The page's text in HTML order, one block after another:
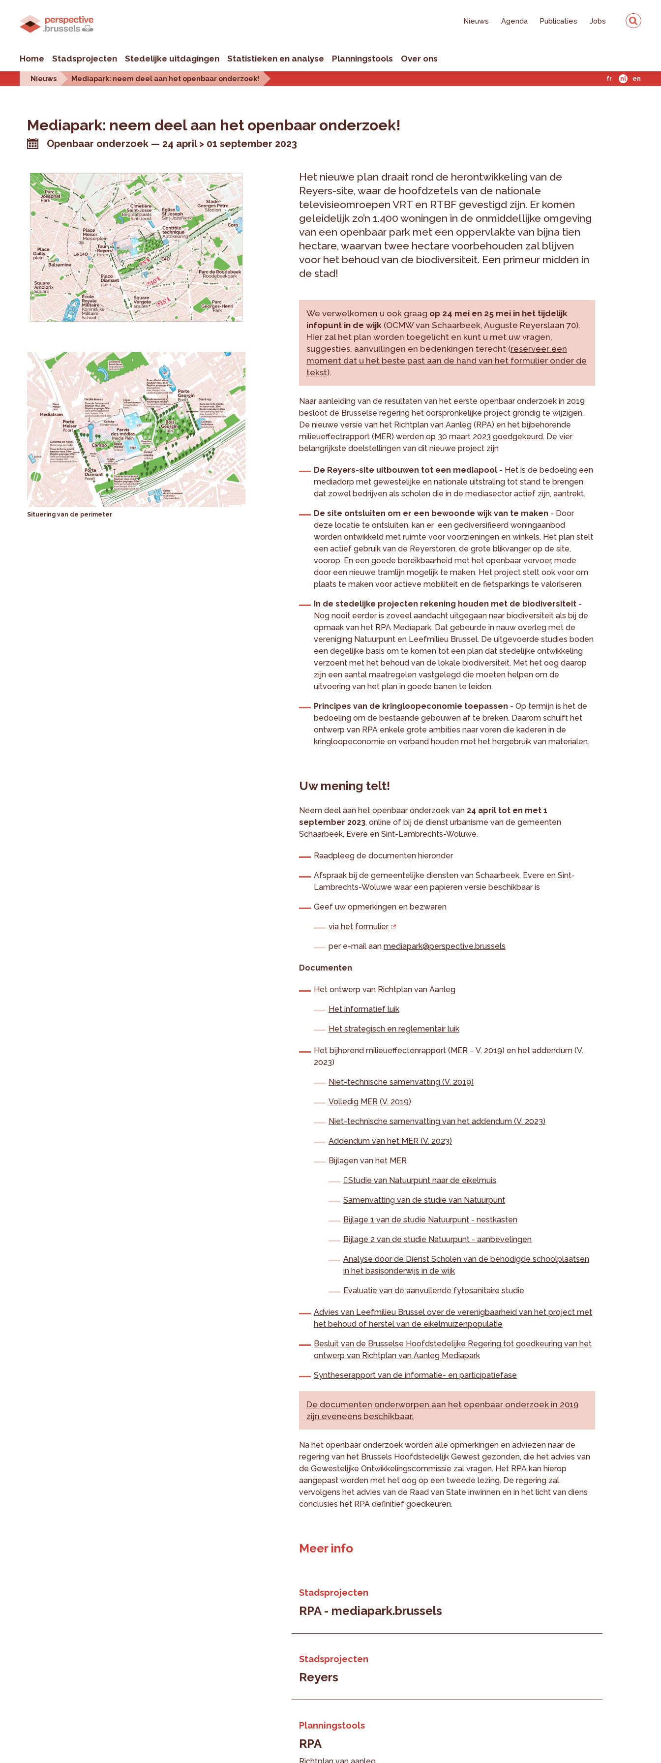
Nieuws Agenda Publicaties Jobs
Home Stadsprojecten Stedelijke uitdagingen Statistieken en analyse Planningstools Over ons
Nieuws Mediapark: neem deel aan het openbaar onderzoek! fr nl en
Mediapark: neem deel aan het openbaar onderzoek!
Openbaar onderzoek 24 april > 01 september 2023
Situering van de perimeter
Het nieuwe plan draait rond de herontwikkeling van de
Reyers-site, waar de hoofdzetels van de nationale
televisieomroepen VRT en RTBF gevestigd zijn. Er komen
geleidelijk zo’n 1.400 woningen in de onmiddellijke omgeving
van een openbaar park met een oppervlakte van bijna tien
hectare, waarvan twee hectare voorbehouden zal blijven
voor het behoud van de biodiversiteit. Een primeur midden in
de stad!
We verwelkomen u ook graag op 24 mei en 25 mei in het tijdelijk
infopunt in de wijk (OCMW van Schaarbeek, Auguste Reyerslaan 70).
Hier zal het plan worden toegelicht en kunt u met uw vragen,
suggesties, aanvullingen en bedenkingen terecht (reserveer een
moment dat u het beste past aan de hand van het formulier onder de
tekst).
Naar aanleiding van de resultaten van het eerste openbaar onderzoek in 2019
besloot de Brusselse regering het oorspronkelijke project grondig te wijzigen.
De nieuwe versie van het Richtplan van Aanleg (RPA) en het bijbehorende
milieueffectrapport (MER)werden op 30 maart 2023 goedgekeurd. De vier
belangrijkste doelstellingen van dit nieuwe project zijn
De Reyers-site uitbouwen tot een mediapool - Het is de bedoeling een
mediadorp met gewestelijke en nationale uitstraling tot stand te brengen
dat zowel bedrijven als scholen die in de mediasector actief zijn, aantrekt.
De site ontsluiten om er een bewoonde wijk van te maken - Door
deze locatie te ontsluiten, kan er een gediversifieerd woningaanbod
worden ontwikkeld met ruimte voor voorzieningen en winkels. Het plan stelt
een actief gebruik van de Reyerstoren, de grote blikvanger op de site,
voorop. En een goede bereikbaarheid met het openbaar vervoer, mede
door een nieuwe tramlijn mogelijk te maken. Het project stelt ook voor om
plaats te maken voor actieve mobiliteit en de fietsparkings te valoriseren.
In de stedelijke projecten rekening houden met de biodiversiteit -
Nog nooit eerder is zoveel aandacht uitgegaan naar biodiversiteit als bij de
opmaak van het RPA Mediapark. Dat gebeurde in nauw overleg met de
vereniging Natuurpunt en Leefmilieu Brussel. De uitgevoerde studies boden
een degelijke basis om te komen tot een plan dat stedelijke ontwikkeling
verzoent met het behoud van de lokale biodiversiteit. Met het oog daarop
zijn een aantal maatregelen vastgelegd die moeten helpen om de
uitvoering van het plan in goede banen te leiden.
Principes van de kringloopeconomie toepassen - Op termijn is het de
bedoeling om de bestaande gebouwen af te breken. Daarom schuift het
ontwerp van RPA enkele grote ambities naar voren die kaderen in de
kringloopeconomie en verband houden met het hergebruik van materialen.
Uw mening telt!
Neem deel aan het openbaar onderzoek van 24 april tot en met 1
september 2023, online of bij de dienst urbanisme van de gemeenten
Schaarbeek, Evere en Sint-Lambrechts-Woluwe.
Raadpleeg de documenten hieronder
Afspraak bij de gemeentelijke diensten van Schaarbeek, Evere en Sint-
Lambrechts-Woluwe waar een papieren versie beschikbaar is
Geef uw opmerkingen en bezwaren
via het formulier
per e-mail aanmediapark@perspective.brussels
Documenten
Het ontwerp van Richtplan van Aanleg
Het informatief luik
Het strategisch en reglementair luik
Het bijhorend milieueffectenrapport (MER – V. 2019) en het addendum (V.
2023)
Niet-technische samenvatting (V. 2019)
Volledig MER (V. 2019)
Niet-technische samenvatting van het addendum (V. 2023)
Addendum van het MER (V. 2023)
Bijlagen van het MER
Studie van Natuurpunt naar de eikelmuis
Samenvatting van de studie van Natuurpunt
Bijlage 1 van de studie Natuurpunt - nestkasten
Bijlage 2 van de studie Natuurpunt - aanbevelingen
Analyse door de Dienst Scholen van de benodigde schoolplaatsen
in het basisonderwijs in de wijk
Evaluatie van de aanvullende fytosanitaire studie
Advies van Leefmilieu Brussel over de verenigbaarheid van het project met
het behoud of herstel van de eikelmuizenpopulatie
Besluit van de Brusselse Hoofdstedelijke Regering tot goedkeuring van het
ontwerp van Richtplan van Aanleg Mediapark
Syntheserapport van de informatie- en participatiefase
De documenten onderworpen aan het openbaar onderzoek in 2019
zijn eveneens beschikbaar.
Na het openbaar onderzoek worden alle opmerkingen en adviezen naar de
regering van het Brussels Hoofdstedelijk Gewest gezonden, die het advies van
de Gewestelijke Ontwikkelingscommissie zal vragen. Het RPA kan hierop
aangepast worden met het oog op een tweede lezing. De regering zal
vervolgens het advies van de Raad van State inwinnen en in het licht van diens
conclusies het RPA definitief goedkeuren.
Meer info
Stadsprojecten
RPA - mediapark.brussels
Stadsprojecten
Reyers
Planningstools
RPA